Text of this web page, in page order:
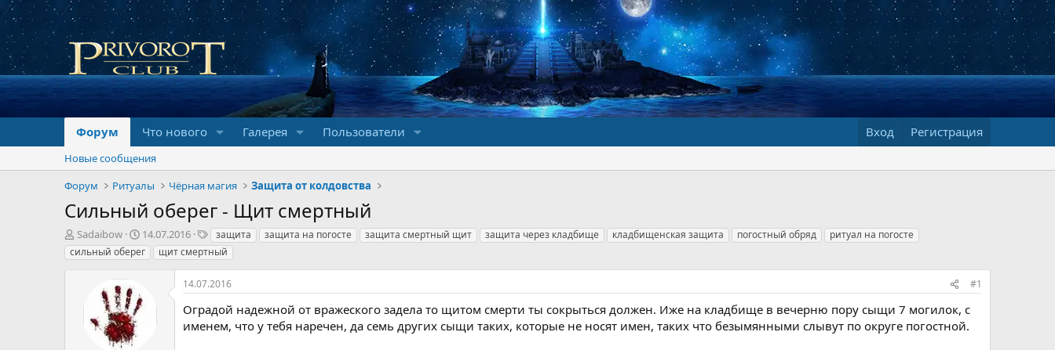
Форум Что нового Галерея Пользователи Вход Регистрация
Новые сообщения
Форум
Ритуалы Чёрная магия Защита от колдовства
Сильный оберег - Щит смертный
А
в
т
Sadaibow
Д
а
т
а
14.07.2016
Т
е
г
защита защита на погосте защита смертный щит защита через кладбище кладбищенская защита погостный обряд
ритуал на погосте
сильный оберег
щит смертный
14.07.2016 #1
Оградой надежной от вражеского задела то щитом смерти ты сокрыться должен. Иже на кладбище в вечерню пору сыщи 7 могилок, с
именем, что у тебя наречен, да семь других сыщи таких, которые не носят имен, таких что безымянными слывут по округе погостной.